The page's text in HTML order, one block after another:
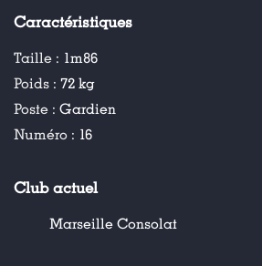
Caractéristiques
Taille : 1m86
Poids : 72 kg
Poste : Gardien
Numéro : 16
Club actuel
Marseille Consolat